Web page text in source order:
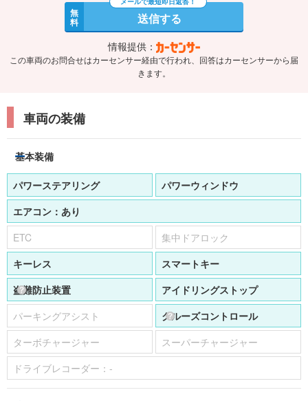
無
料 送信する
情報提供：
この車両のお問合せはカーセンサー経由で行われ、回答はカーセンサーから届
きます。
車両の装備
基本装備
パワーステアリング
パワーウィンドウ
エアコン： あり
ETC
集中ドアロック
キーレス
スマートキー
盗難防止装置
アイドリングストップ
パーキングアシスト
クルーズコントロール
ターボチャージャー
スーパーチャージャー
ドライブレコーダー： -